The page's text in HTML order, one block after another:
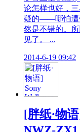
论怎样也好，
疑的——哪怕遭
然是不错的。
见了。 ...
2014-6-19 09:42
[胖纸·物